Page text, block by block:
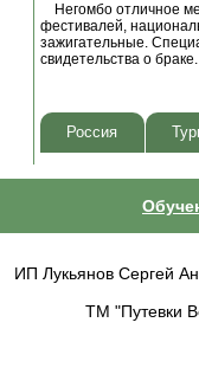
Негомбо отличное
фестивалей,
зажигательные.
свидетельства о
Россия
ИП Лукьянов Сергей
ТМ "Путевки